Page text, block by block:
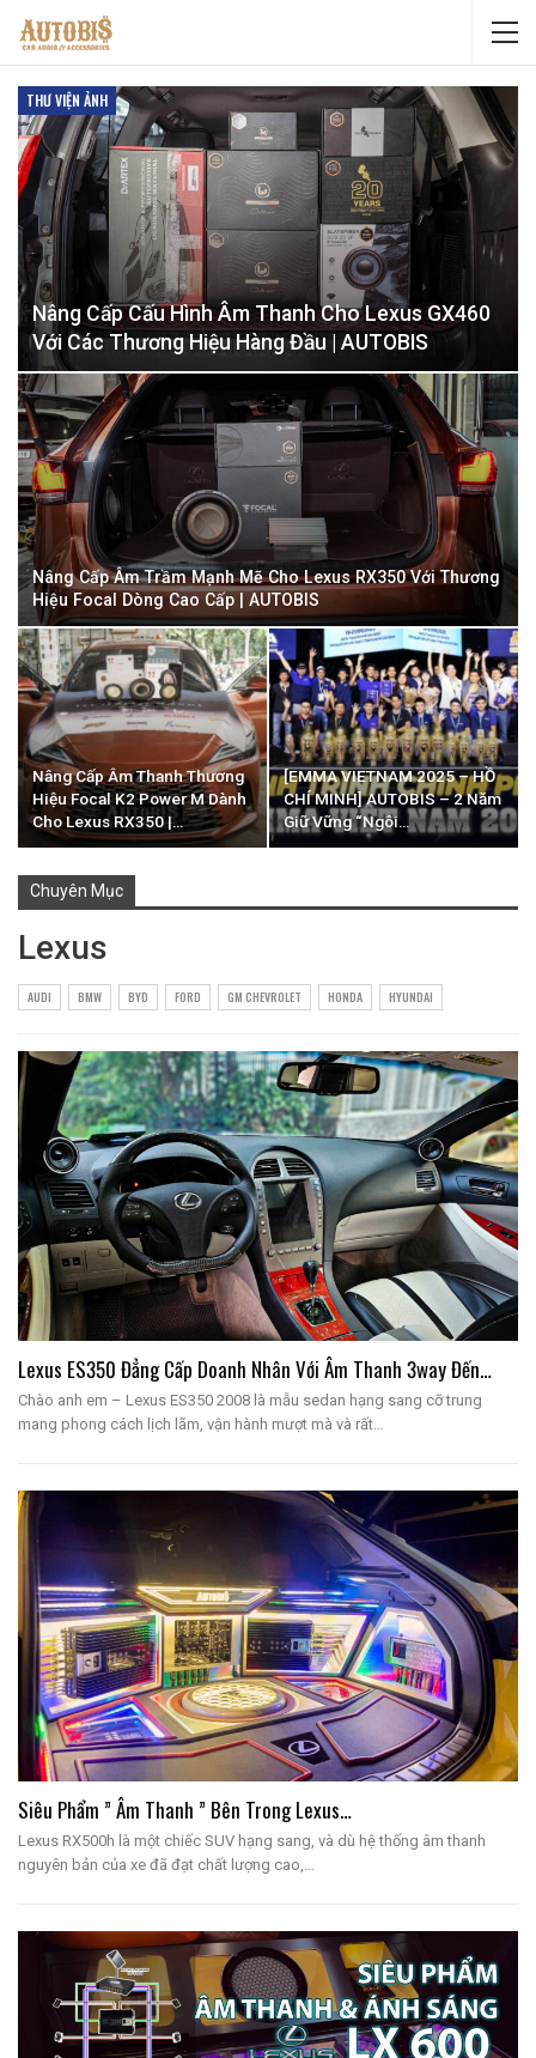
THƯ VIỆN ẢNH
Nâng Cấp Cấu Hình Âm Thanh Cho Lexus GX460
Với Các Thương Hiệu Hàng Đầu | AUTOBIS
Nâng Cấp Âm Trầm Mạnh Mẽ Cho Lexus RX350 Với Thương
Hiệu Focal Dòng Cao Cấp | AUTOBIS
Nâng Cấp Âm Thanh Thương
Hiệu Focal K2 Power M Dành
Cho Lexus RX350 |…
[EMMA VIETNAM 2025 – HỒ
CHÍ MINH] AUTOBIS – 2 Năm
Giữ Vững “Ngôi…
Chuyên Mục
Lexus
AUDI BMW BYD FORD GM CHEVROLET HONDA HYUNDAI
Lexus ES350 Đẳng Cấp Doanh Nhân Với Âm Thanh 3way Đến…
Chào anh em – Lexus ES350 2008 là mẫu sedan hạng sang cỡ trung
mang phong cách lịch lãm, vận hành mượt mà và rất…
Siêu Phẩm ” Âm Thanh ” Bên Trong Lexus…
Lexus RX500h là một chiếc SUV hạng sang, và dù hệ thống âm thanh
nguyên bản của xe đã đạt chất lượng cao,…